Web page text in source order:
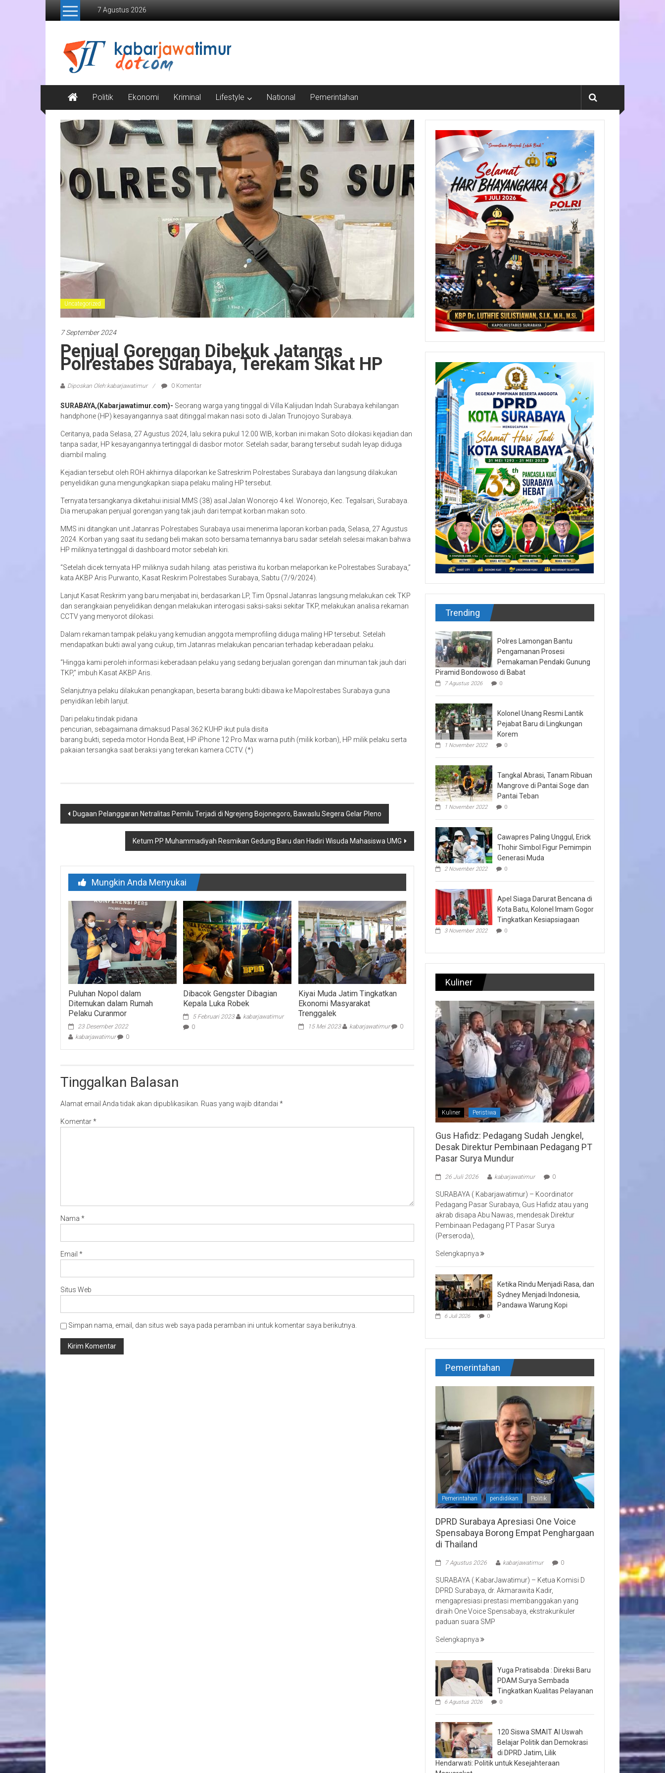
Lompat
7 Agustus 2026
Kabar
Jawa
Timur
Media
Online
Jawa
Timur
Politik Ekonomi Kriminal Lifestyle National Pemerintahan
Uncategorized
7 September 2024
Penjual Gorengan Dibekuk Jatanras
Polrestabes Surabaya, Terekam Sikat HP
Diposkan Oleh:kabarjawatimur 0 Komentar
SURABAYA,(Kabarjawatimur.com)- Seorang warga yang tinggal di Villa Kalijudan Indah Surabaya kehilangan
handphone (HP) kesayangannya saat ditinggal makan nasi soto di Jalan Trunojoyo Surabaya.
Ceritanya, pada Selasa, 27 Agustus 2024, lalu sekira pukul 12.00 WIB, korban ini makan Soto dilokasi kejadian dan
tanpa sadar, HP kesayangannya tertinggal di dasbor motor. Setelah sadar, barang tersebut sudah leyap diduga
diambil maling.
Kejadian tersebut oleh ROH akhirnya dilaporkan ke Satreskrim Polrestabes Surabaya dan langsung dilakukan
penyelidikan guna mengungkapkan siapa pelaku maling HP tersebut.
Ternyata tersangkanya diketahui inisial MMS (38) asal Jalan Wonorejo 4 kel. Wonorejo, Kec. Tegalsari, Surabaya.
Dia merupakan penjual gorengan yang tak jauh dari tempat korban makan soto.
MMS ini ditangkan unit Jatanras Polrestabes Surabaya usai menerima laporan korban pada, Selasa, 27 Agustus
2024. Korban yang saat itu sedang beli makan soto bersama temannya baru sadar setelah selesai makan bahwa
HP miliknya tertinggal di dashboard motor sebelah kiri.
“Setelah dicek ternyata HP miliknya sudah hilang. atas peristiwa itu korban melaporkan ke Polrestabes Surabaya,”
kata AKBP Aris Purwanto, Kasat Reskrim Polrestabes Surabaya, Sabtu (7/9/2024).
Lanjut Kasat Reskrim yang baru menjabat ini, berdasarkan LP, Tim Opsnal Jatanras langsung melakukan cek TKP
dan serangkaian penyelidikan dengan melakukan interogasi saksi-saksi sekitar TKP, melakukan analisa rekaman
CCTV yang menyorot dilokasi.
Dalam rekaman tampak pelaku yang kemudian anggota memprofiling diduga maling HP tersebut. Setelah
mendapatkan bukti awal yang cukup, tim Jatanras melakukan pencarian terhadap keberadaan pelaku.
“Hingga kami peroleh informasi keberadaan pelaku yang sedang berjualan gorengan dan minuman tak jauh dari
TKP,” imbuh Kasat AKBP Aris.
Selanjutnya pelaku dilakukan penangkapan, beserta barang bukti dibawa ke Mapolrestabes Surabaya guna
penyidikan lebih lanjut.
Dari pelaku tindak pidana
pencurian, sebagaimana dimaksud Pasal 362 KUHP ikut pula disita
barang bukti, sepeda motor Honda Beat, HP iPhone 12 Pro Max warna putih (milik korban), HP milik pelaku serta
pakaian tersangka saat beraksi yang terekan kamera CCTV. (*)
Navigasi
Dugaan Pelanggaran Netralitas Pemilu Terjadi di Ngrejeng Bojonegoro, Bawaslu Segera Gelar Pleno
Ketum PP Muhammadiyah Resmikan Gedung Baru dan Hadiri Wisuda Mahasiswa UMG
Mungkin Anda Menyukai
Puluhan Nopol dalam
Ditemukan dalam Rumah
Pelaku Curanmor
23 Desember 2022
kabarjawatimur
0
Dibacok Gengster Dibagian
Kepala Luka Robek
5 Februari 2023
kabarjawatimur
0
Kiyai Muda Jatim Tingkatkan
Ekonomi Masyarakat
Trenggalek
15 Mei 2023 kabarjawatimur 0
Tinggalkan Balasan
Alamat email Anda tidak akan dipublikasikan. Ruas yang wajib ditandai *
Komentar*
Nama *
Email *
Situs Web
Simpan nama, email, dan situs web saya pada peramban ini untuk komentar saya berikutnya.
Trending
Polres Lamongan Bantu
Pengamanan Prosesi
Pemakaman Pendaki Gunung
Piramid Bondowoso di Babat
7 Agustus 2026 0
Kolonel Unang Resmi Lantik
Pejabat Baru di Lingkungan
Korem
1 November 2022 0
Tangkal Abrasi, Tanam Ribuan
Mangrove di Pantai Soge dan
Pantai Teban
1 November 2022 0
Cawapres Paling Unggul, Erick
Thohir Simbol Figur Pemimpin
Generasi Muda
2 November 2022 0
Apel Siaga Darurat Bencana di
Kota Batu, Kolonel Imam Gogor
Tingkatkan Kesiapsiagaan
3 November 2022 0
Kuliner
Kuliner Peristiwa
Gus Hafidz: Pedagang Sudah Jengkel,
Desak Direktur Pembinaan Pedagang PT
Pasar Surya Mundur
26 Juli 2026 kabarjawatimur 0
SURABAYA ( Kabarjawatimur) – Koordinator
Pedagang Pasar Surabaya, Gus Hafidz atau yang
akrab disapa Abu Nawas, mendesak Direktur
Pembinaan Pedagang PT Pasar Surya
(Perseroda),
Selengkapnya
Ketika Rindu Menjadi Rasa, dan
Sydney Menjadi Indonesia,
Pandawa Warung Kopi
6 Juli 2026 0
Pemerintahan
Pemerintahan pendidikan Politik
DPRD Surabaya Apresiasi One Voice
Spensabaya Borong Empat Penghargaan
di Thailand
7 Agustus 2026 kabarjawatimur 0
SURABAYA ( KabarJawatimur) – Ketua Komisi D
DPRD Surabaya, dr. Akmarawita Kadir,
mengapresiasi prestasi membanggakan yang
diraih One Voice Spensabaya, ekstrakurikuler
paduan suara SMP
Selengkapnya
Yuga Pratisabda : Direksi Baru
PDAM Surya Sembada
Tingkatkan Kualitas Pelayanan
6 Agustus 2026 0
120 Siswa SMAIT Al Uswah
Belajar Politik dan Demokrasi
di DPRD Jatim, Lilik
Hendarwati: Politik untuk Kesejahteraan